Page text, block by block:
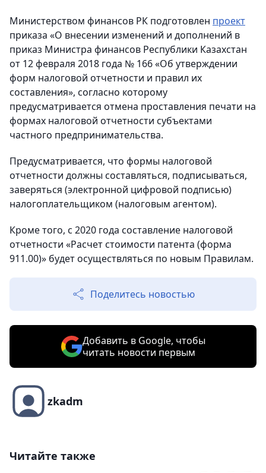
Министерством финансов РК подготовлен проект
приказа «О внесении изменений и дополнений в
приказ Министра финансов Республики Казахстан
от 12 февраля 2018 года № 166 «Об утверждении
форм налоговой отчетности и правил их
составления», согласно которому
предусматривается отмена проставления печати на
формах налоговой отчетности субъектами
частного предпринимательства.
Предусматривается, что формы налоговой
отчетности должны составляться, подписываться,
заверяться (электронной цифровой подписью)
налогоплательщиком (налоговым агентом).
Кроме того, с 2020 года составление налоговой
отчетности «Расчет стоимости патента (форма
911.00)» будет осуществляться по новым Правилам.
Поделитесь новостью
Добавить в Google, чтобы
читать новости первым
zkadm
Читайте также